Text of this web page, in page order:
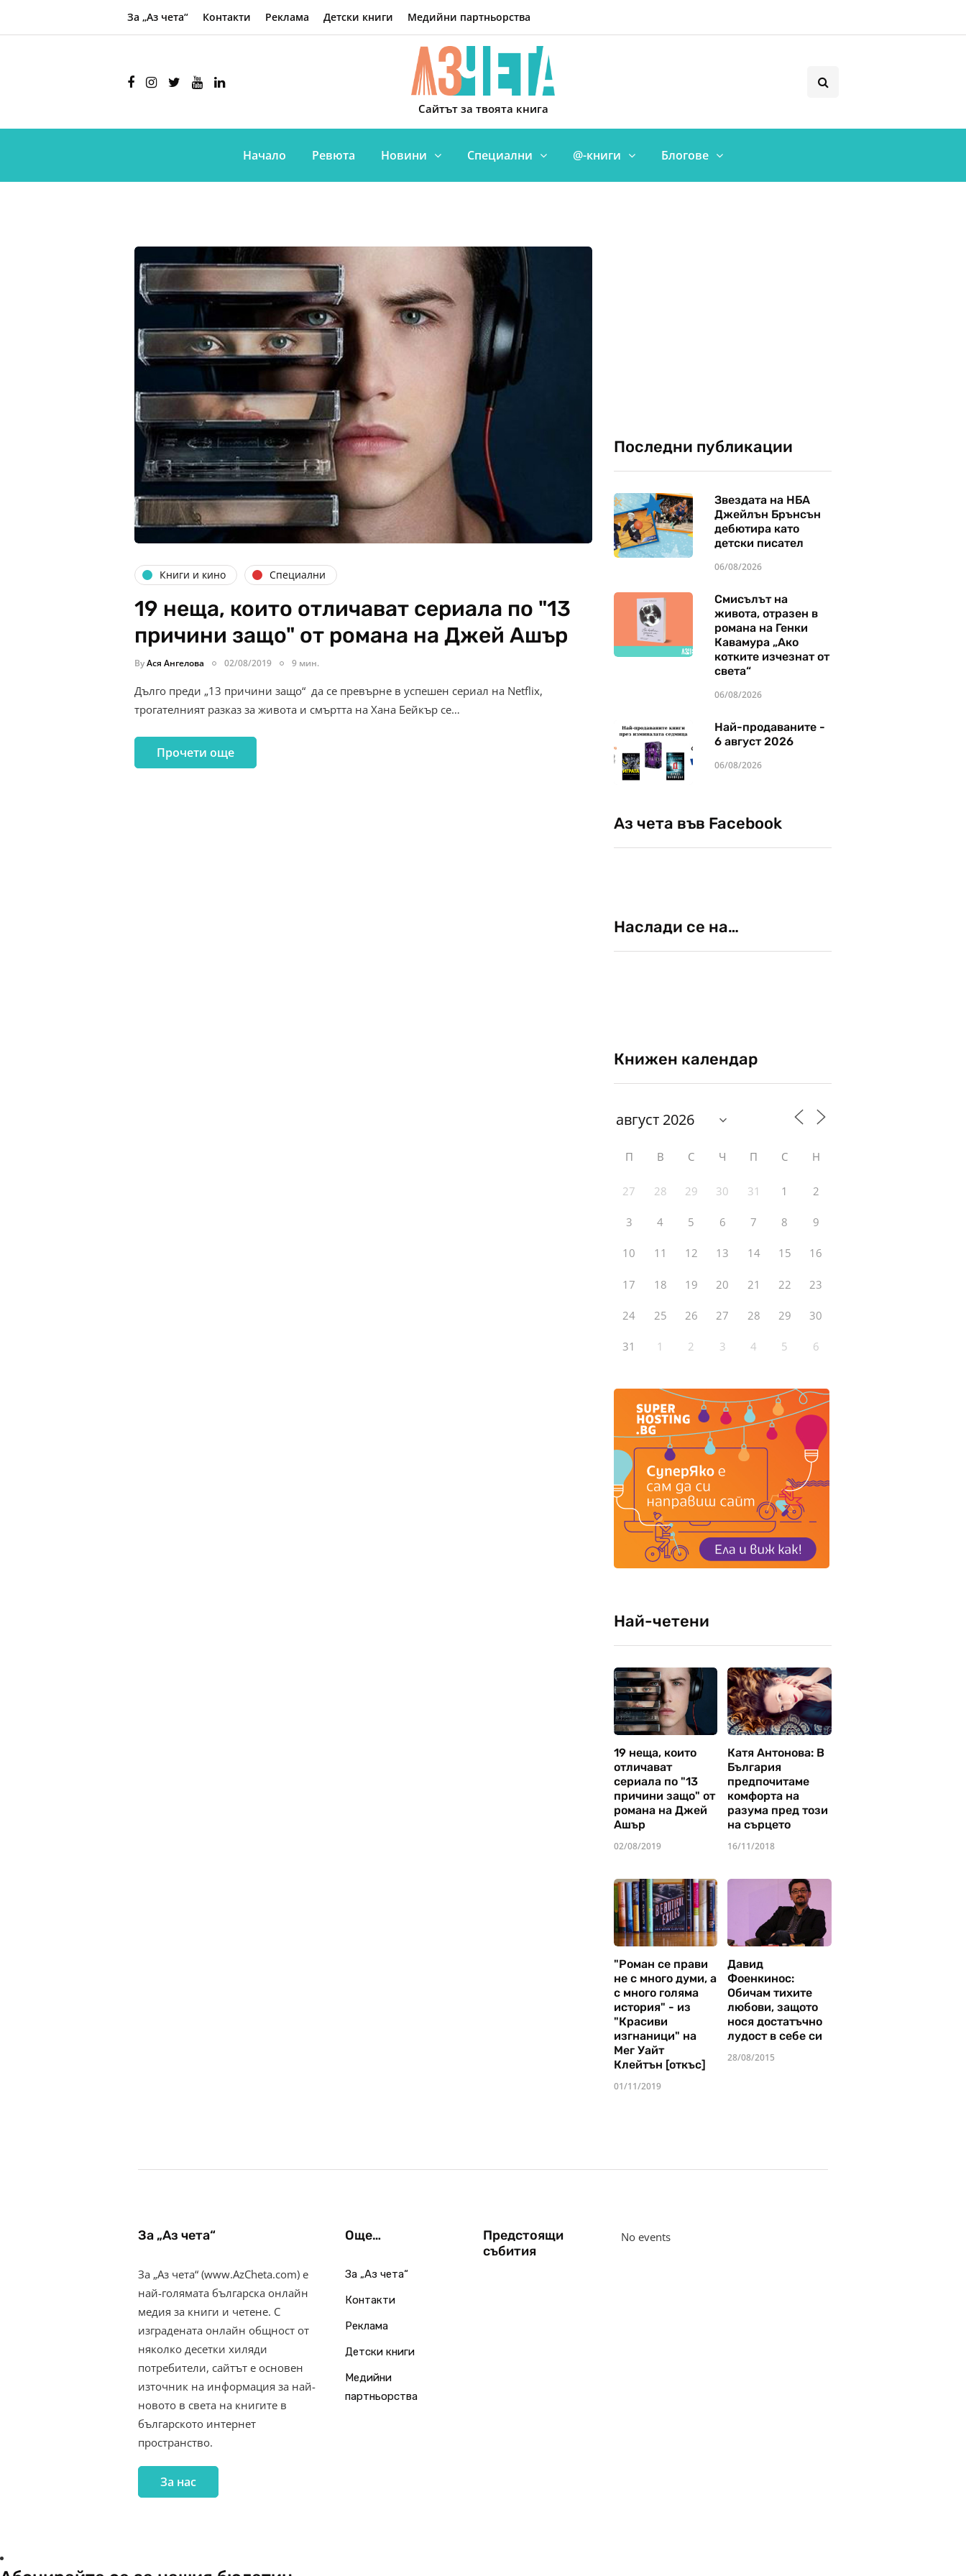
За „Аз чета“ Контакти Реклама Детски книги Медийни партньорства
Сайтът за твоята книга
Начало Ревюта Новини Специални @-книги Блогове
Книги и кино Специални
19 неща, които отличават сериала по "13
причини защо" от романа на Джей Ашър
ByАся Ангелова 02/08/2019 9 мин.
Дълго преди „13 причини защо“ да се превърне в успешен сериал на Netflix,
трогателният разказ за живота и смъртта на Хана Бейкър се…
Прочети още
Последни публикации
Звездата на НБА
Джейлън Брънсън
дебютира като
детски писател
06/08/2026
Смисълът на
живота, отразен в
романа на Генки
Кавамура „Ако
котките изчезнат от
света“
06/08/2026
Най-продаваните -
6 август 2026
06/08/2026
Аз чета във Facebook
Наслади се на…
Книжен календар
П В С Ч П С Н
27 28 29 30 31 1 2
3 4 5 6 7 8 9
10 11 12 13 14 15 16
17 18 19 20 21 22 23
24 25 26 27 28 29 30
31 1 2 3 4 5 6
Най-четени
19 неща, които
отличават
сериала по "13
причини защо" от
романа на Джей
Ашър
02/08/2019
Катя Антонова: В
България
предпочитаме
комфорта на
разума пред този
на сърцето
16/11/2018
"Роман се прави
не с много думи, а
с много голяма
история" - из
"Красиви
изгнаници" на
Мег Уайт
Клейтън [откъс]
01/11/2019
Давид
Фоенкинос:
Обичам тихите
любови, защото
нося достатъчно
лудост в себе си
28/08/2015
За „Аз чета“
За „Аз чета“ (www.AzCheta.com) е
най-голямата българска онлайн
медия за книги и четене. С
изградената онлайн общност от
няколко десетки хиляди
потребители, сайтът е основен
източник на информация за най-
новото в света на книгите в
българското интернет
пространство.
За нас
Още…
За „Аз чета“
Контакти
Реклама
Детски книги
Медийни
партньорства
Предстоящи
събития
No events